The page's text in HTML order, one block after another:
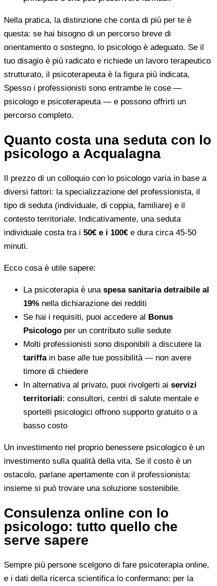
Nella pratica, la distinzione che conta di più per te è
questa: se hai bisogno di un percorso breve di
orientamento o sostegno, lo psicologo è adeguato. Se il
tuo disagio è più radicato e richiede un lavoro terapeutico
strutturato, il psicoterapeuta è la figura più indicata.
Spesso i professionisti sono entrambe le cose —
psicologo e psicoterapeuta — e possono offrirti un
percorso completo.
Quanto costa una seduta con lo
psicologo a Acqualagna
Il prezzo di un colloquio con lo psicologo varia in base a
diversi fattori: la specializzazione del professionista, il
tipo di seduta (individuale, di coppia, familiare) e il
contesto territoriale. Indicativamente, una seduta
individuale costa tra i 50€ e i 100€ e dura circa 45-50
minuti.
Ecco cosa è utile sapere:
La psicoterapia è una spesa sanitaria detraibile al
19% nella dichiarazione dei redditi
Se hai i requisiti, puoi accedere al Bonus
Psicologo per un contributo sulle sedute
Molti professionisti sono disponibili a discutere la
tariffain base alle tue possibilità — non avere
timore di chiedere
In alternativa al privato, puoi rivolgerti ai servizi
territoriali: consultori, centri di salute mentale e
sportelli psicologici offrono supporto gratuito o a
basso costo
Un investimento nel proprio benessere psicologico è un
investimento sulla qualità della vita. Se il costo è un
ostacolo, parlane apertamente con il professionista:
insieme si può trovare una soluzione sostenibile.
Consulenza online con lo
psicologo: tutto quello che
serve sapere
Sempre più persone scelgono di fare psicoterapia online,
e i dati della ricerca scientifica lo confermano: per la